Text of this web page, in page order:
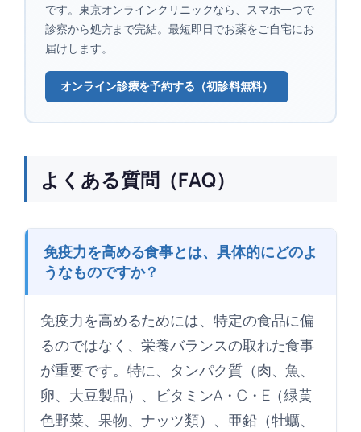
です。東京オンラインクリニックなら、スマホ一つで
診察から処方まで完結。最短即日でお薬をご自宅にお
届けします。
オンライン診療を予約する（初診料無料）
よくある質問（FAQ）
免疫力を高める食事とは、具体的にどのよ
うなものですか？
免疫力を高めるためには、特定の食品に偏
るのではなく、栄養バランスの取れた食事
が重要です。特に、タンパク質（肉、魚、
卵、大豆製品）、ビタミンA・C・E（緑黄
色野菜、果物、ナッツ類）、亜鉛（牡蠣、